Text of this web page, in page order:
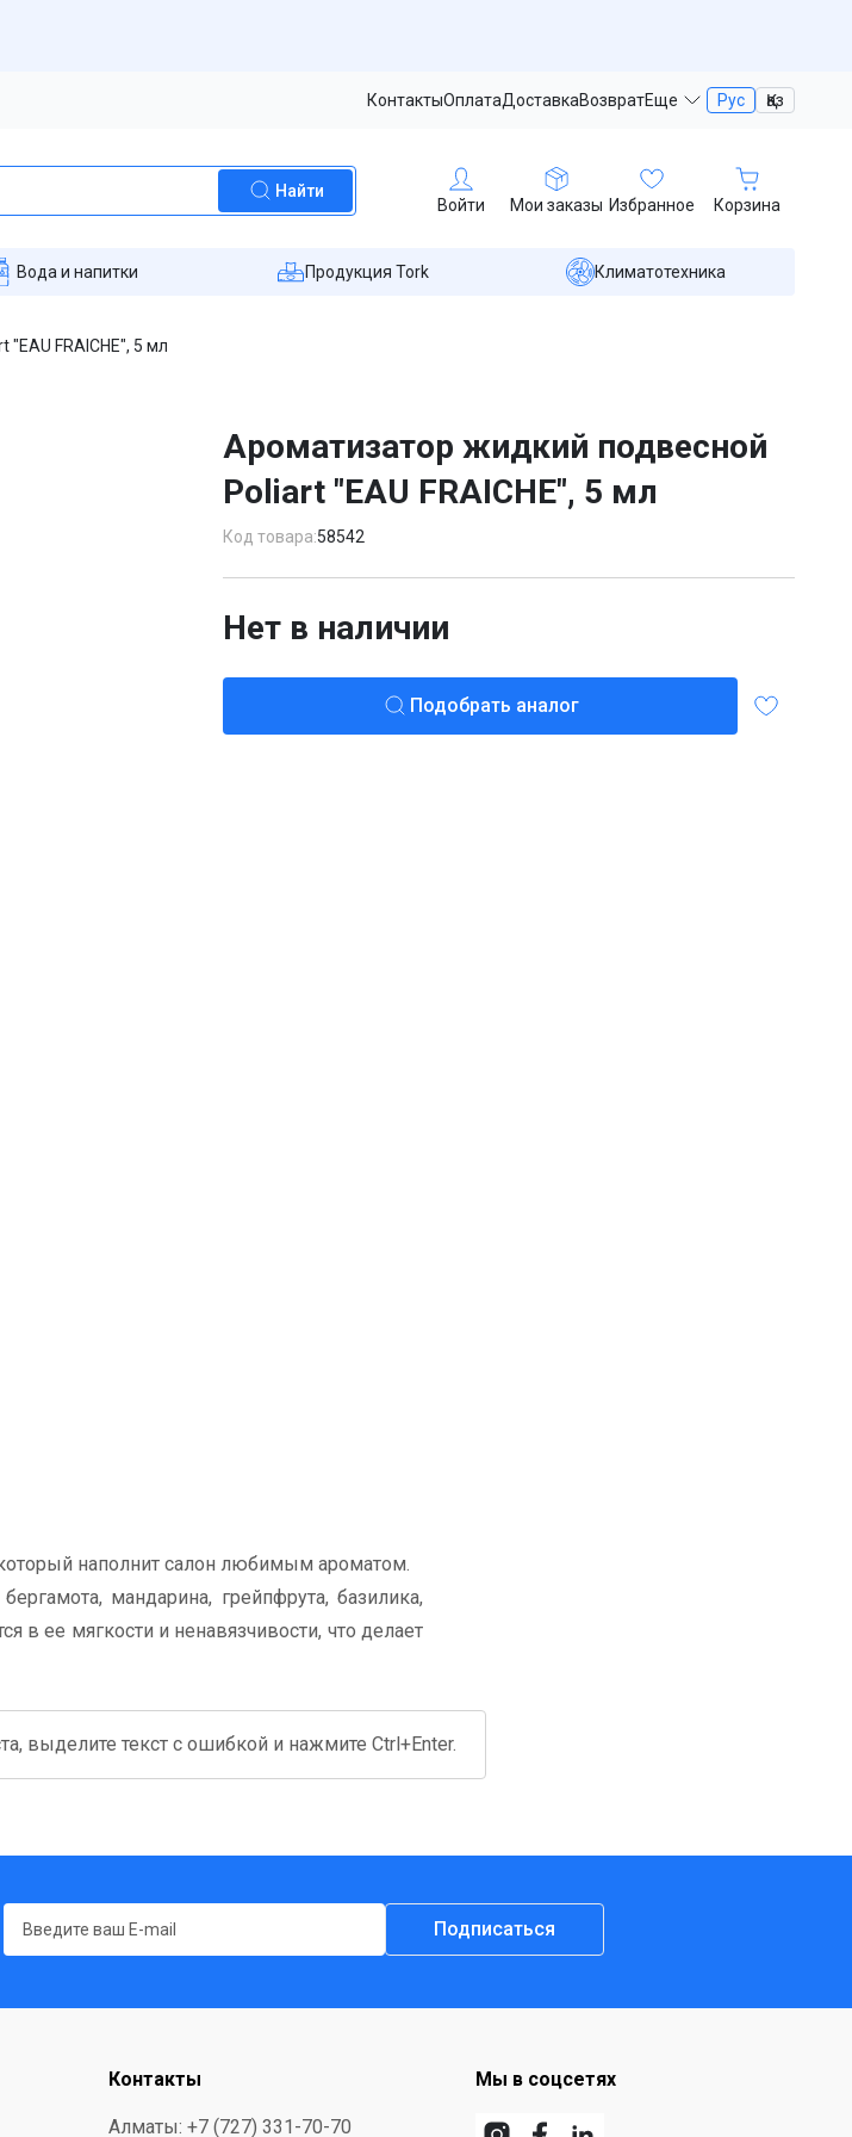
КонтактыОплатаДоставкаВозвратЕще Рус Қаз
Найти
Войти Мои заказы Избранное Корзина
Вода и напитки Продукция Tork Климатотехника
FRAICHE", 5 мл
Ароматизатор жидкий подвесной
Poliart "EAU FRAICHE", 5 мл
Код товара:58542
Нет в наличии
Подобрать аналог
наполнит салон любимым ароматом.
мандарина, грейпфрута, базилика,
ее мягкости и ненавязчивости, что делает
выделите текст с ошибкой и нажмите Ctrl+Enter.
Подписаться
Контакты
Алматы: +7 (727) 331-70-70
Мы в соцсетях